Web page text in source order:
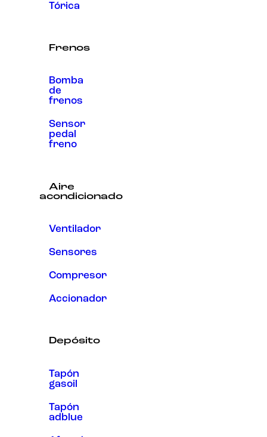
Tórica
Frenos
Bomba
de
frenos
Sensor
pedal
freno
Aire
acondicionado
Ventilador
Sensores
Compresor
Accionador
Depósito
Tapón
gasoil
Tapón
adblue